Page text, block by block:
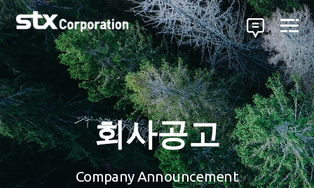
회사공고
Company Announcement